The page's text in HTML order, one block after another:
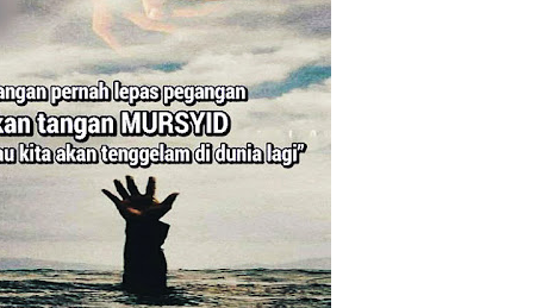
Pada Qalbi"
yang Berbeda
KAWULA GUSTI